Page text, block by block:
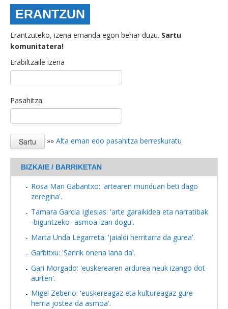
ERANTZUN
Erantzuteko, izena emanda egon behar duzu. Sartu
komunitatera!
Erabiltzaile izena
Pasahitza
»» Alta eman edo pasahitza berreskuratu
BIZKAIE / BARRIKETAN
Rosa Mari Gabantxo: 'artearen munduan beti dago
zeregina'.
Tamara Garcia Iglesias: 'arte garaikidea eta narratibak
-biguntzeko- asmoa izan dogu'.
Marta Unda Legarreta: 'jaialdi herritarra da gurea'.
Garbitxu: 'Saririk onena lana da'.
Gari Morgado: 'euskerearen ardurea neuk izango dot
aurten'.
Migel Zeberio: 'euskereagaz eta kultureagaz gure
herria jostea da asmoa'.